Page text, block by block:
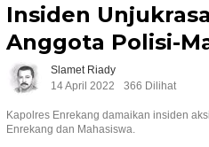
Insiden
Anggota Polisi-
Slamet Riady
14 April 2022
366 Dilihat
Kapolres Enrekang damaikan insiden
Enrekang dan Mahasiswa.